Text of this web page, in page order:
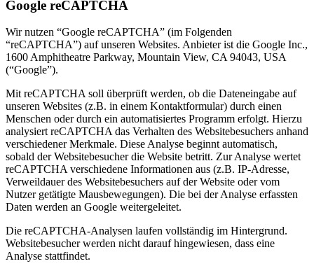
Google reCAPTCHA
Wir nutzen “Google reCAPTCHA” (im Folgenden
“reCAPTCHA”) auf unseren Websites. Anbieter ist die Google Inc.,
1600 Amphitheatre Parkway, Mountain View, CA 94043, USA
(“Google”).
Mit reCAPTCHA soll überprüft werden, ob die Dateneingabe auf
unseren Websites (z.B. in einem Kontaktformular) durch einen
Menschen oder durch ein automatisiertes Programm erfolgt. Hierzu
analysiert reCAPTCHA das Verhalten des Websitebesuchers anhand
verschiedener Merkmale. Diese Analyse beginnt automatisch,
sobald der Websitebesucher die Website betritt. Zur Analyse wertet
reCAPTCHA verschiedene Informationen aus (z.B. IP-Adresse,
Verweildauer des Websitebesuchers auf der Website oder vom
Nutzer getätigte Mausbewegungen). Die bei der Analyse erfassten
Daten werden an Google weitergeleitet.
Die reCAPTCHA-Analysen laufen vollständig im Hintergrund.
Websitebesucher werden nicht darauf hingewiesen, dass eine
Analyse stattfindet.